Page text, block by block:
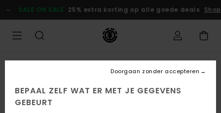
naar
Productinformatie
SALE ON SALE 25% extra korting op alle goede deals
BEPAAL ZELF WAT ER MET JE GEGEVENS
GEBEURT
Doorgaan zonder accepteren